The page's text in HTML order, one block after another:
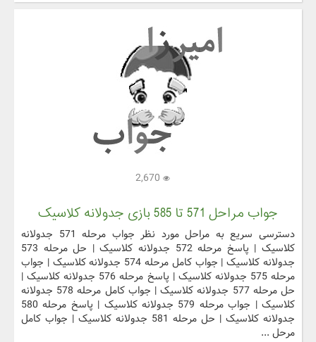
جواب مراحل 571 تا 585 بازی جدولانه کلاسیک
دسترسی سریع به مراحل مورد نظر جواب مرحله 571 جدولانه
کلاسیک | پاسخ مرحله 572 جدولانه کلاسیک | حل مرحله 573
جدولانه کلاسیک | جواب کامل مرحله 574 جدولانه کلاسیک | جواب
مرحله 575 جدولانه کلاسیک | پاسخ مرحله 576 جدولانه کلاسیک |
حل مرحله 577 جدولانه کلاسیک | جواب کامل مرحله 578 جدولانه
کلاسیک | جواب مرحله 579 جدولانه کلاسیک | پاسخ مرحله 580
جدولانه کلاسیک | حل مرحله 581 جدولانه کلاسیک | جواب کامل
مرحل ...